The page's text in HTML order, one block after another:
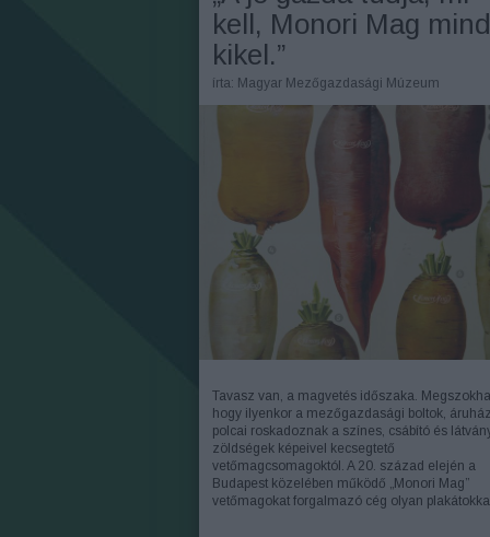
kell, Monori Mag
kikel.”
írta: Magyar Mezőgazdasági Múzeum
Tavasz van, a magvetés időszaka.
hogy ilyenkor a mezőgazdasági boltok,
polcai roskadoznak a színes, csábító és
zöldségek képeivel kecsegtető
vetőmagcsomagoktól. A 20. század elején a
Budapest közelében működő „Monori Mag”
vetőmagokat forgalmazó cég olyan